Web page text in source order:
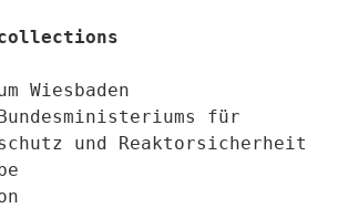
collections
Wiesbaden
Bundesministeriums für
und Reaktorsicherheit